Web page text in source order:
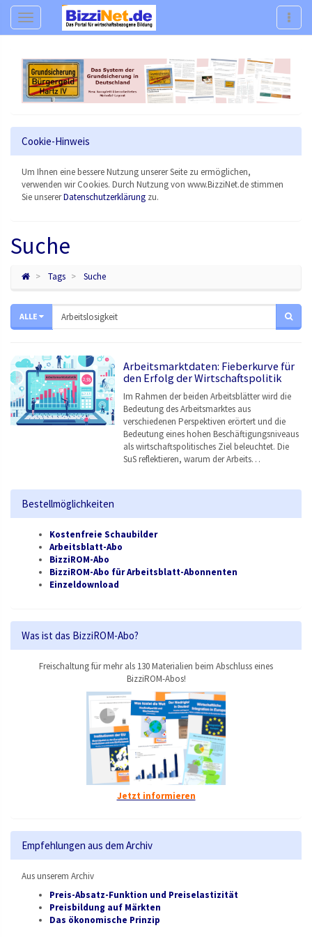
Navigation
Cookie-Hinweis
Um Ihnen eine bessere Nutzung unserer Seite zu ermöglichen,
verwenden wir Cookies. Durch Nutzung von www.BizziNet.de stimmen
Sie unsererDatenschutzerklärung zu.
Suche
Tags Suche
ALLE
Arbeitsmarktdaten: Fieberkurve für
den Erfolg der Wirtschaftspolitik
Im Rahmen der beiden Arbeitsblätter wird die
Bedeutung des Arbeitsmarktes aus
verschiedenen Perspektiven erörtert und die
Bedeutung eines hohen Beschäftigungsniveaus
als wirtschaftspolitisches Ziel beleuchtet. Die
SuS reflektieren, warum der Arbeits…
Bestellmöglichkeiten
Kostenfreie Schaubilder
Arbeitsblatt-Abo
BizziROM-Abo
BizziROM-Abo für Arbeitsblatt-Abonnenten
Einzeldownload
Was ist das BizziROM-Abo?
Freischaltung für mehr als 130 Materialien beim Abschluss eines
BizziROM-Abos!
Jetzt informieren
Empfehlungen aus dem Archiv
Aus unserem Archiv
Preis-Absatz-Funktion und Preiselastizität
Preisbildung auf Märkten
Das ökonomische Prinzip